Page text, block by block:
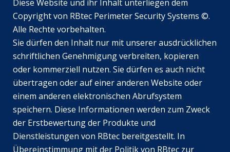
Diese Website und ihr Inhalt unterliegen dem
Copyright von RBtec Perimeter Security Systems ©.
Alle Rechte vorbehalten.
Sie dürfen den Inhalt nur mit unserer ausdrücklichen
schriftlichen Genehmigung verbreiten, kopieren
oder kommerziell nutzen. Sie dürfen es auch nicht
übertragen oder auf einer anderen Website oder
einem anderen elektronischen Abrufsystem
speichern. Diese Informationen werden zum Zweck
der Erstbewertung der Produkte und
Dienstleistungen von RBtec bereitgestellt. In
Übereinstimmung mit der Politik von RBtec zur
EL
TR
EN_GB
JA